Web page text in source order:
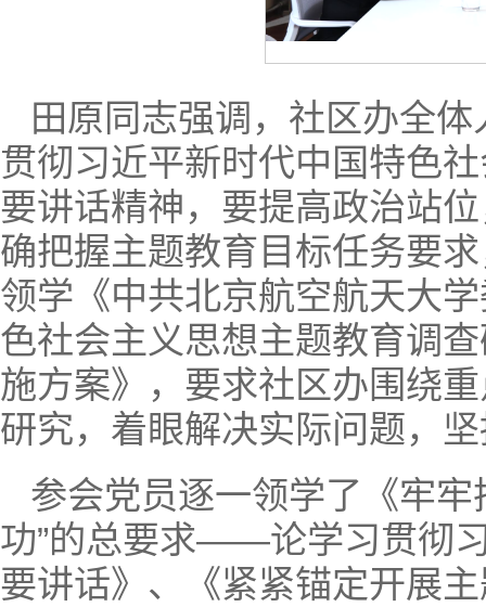
田原同志强调，社区办全
贯彻习近平新时代中国特色
要讲话精神，要提高政治站
确把握主题教育目标任务要
领学《中共北京航空航天大
色社会主义思想主题教育调
施方案》，要求社区办围绕
研究，着眼解决实际问题，
参会党员逐一领学了《牢
功”的总要求——论学习贯彻
要讲话》、《紧紧锚定开展